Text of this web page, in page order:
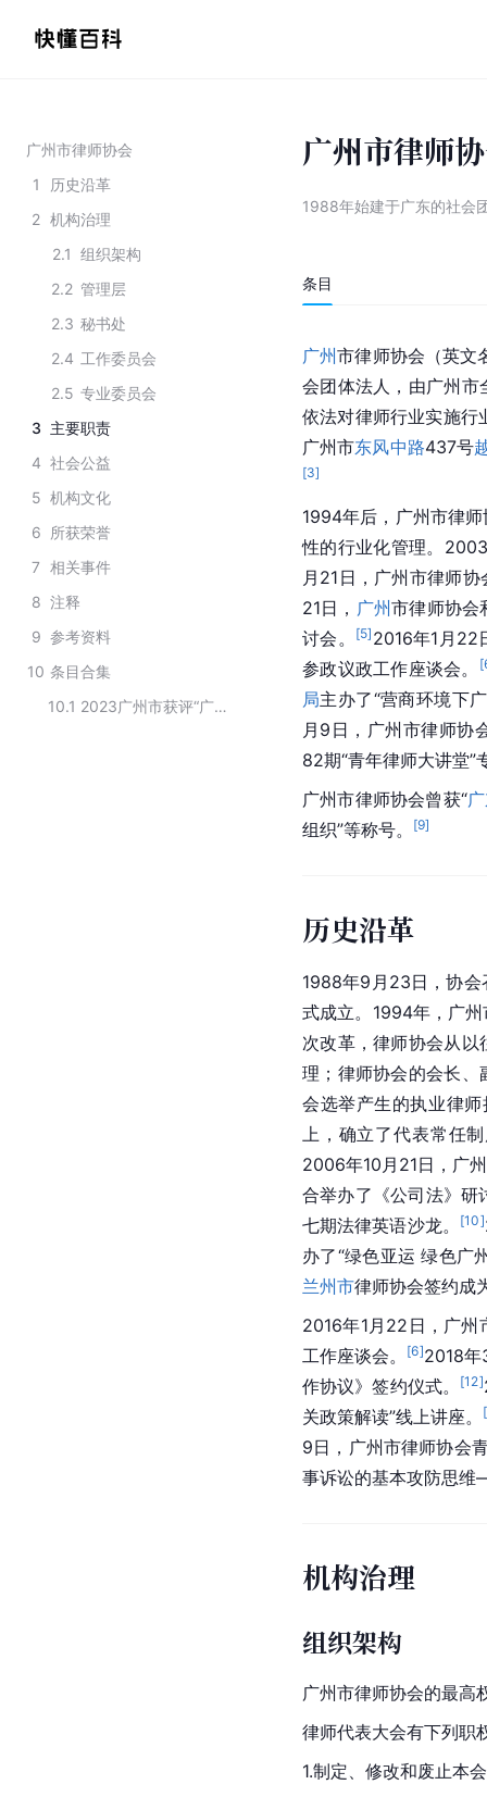
广州市律师协会
1
历史沿革
2 机构治理
2.1 组织架构
2.2 管理层
2.3 秘书处
2.4 工作委员会
2.5 专业委员会
3 主要职责
4 社会公益
5 机构文化
6 所获荣誉
7 相关事件
8 注释
9 参考资料
10 条目合集
10.1
2023广州市获评“广东省先进社会组织”名单
广州市律师
1988年始建于广东的社会
条目
广州市律师协会（英
会团体法人，由广州市
依法对律师行业实施行
广州市东风中路437号
[3]
1994年后，广州市律
性的行业化管理。
月21日，广州市律师
21日， 广州市律师协会
讨会。
[5] 2016年1月22
参政议政工作座谈会。
[
局主办了“营商环境下
月9日，广州市律师协
82期“青年律师大讲堂”
广州市律师协会曾获“
组织”等称号。
[9]
历史沿革
1988年9月23日，协会
式成立。1994年，广
次改革，律师协会从
理；律师协会的会长、
会选举产生的执业律
上，确立了代表常任
2006年10月21日，广
合举办了《公司法》研
七期法律英语沙龙。
[10]
办了“绿色亚运 绿色广
兰州市律师协会签约成
2016年1月22日，广州
工作座谈会。
[6]2018年
作协议》签约仪式。
[12]
关政策解读”线上讲座。
[
9日，广州市律师协会
事诉讼的基本攻防思
机构治理
组织架构
广州市律师协会的最高
律师代表大会有下列职
1.制定、修改和废止本